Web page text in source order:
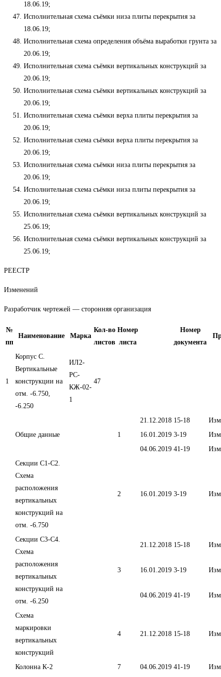
18.06.19;
Исполнительная схема съёмки низа плиты перекрытия за
18.06.19;
Исполнительная схема определения объёма выработки грунта за
20.06.19;
Исполнительная схема съёмки вертикальных конструкций за
20.06.19;
Исполнительная схема съёмки вертикальных конструкций за
20.06.19;
Исполнительная схема съёмки верха плиты перекрытия за
20.06.19;
Исполнительная схема съёмки верха плиты перекрытия за
20.06.19;
Исполнительная схема съёмки низа плиты перекрытия за
20.06.19;
Исполнительная схема съёмки низа плиты перекрытия за
20.06.19;
Исполнительная схема съёмки вертикальных конструкций за
25.06.19;
Исполнительная схема съёмки вертикальных конструкций за
25.06.19;
РЕЕСТР
Изменений
Разработчик чертежей — сторонняя организация
№
пп
Наименование Марка
Кол-во
листов
Номер
листа
Номер
документа
1
Корпус С.
Вертикальные
конструкции на
отм. -6.750,
-6.250
ИЛ2-
РС-
КЖ-02-
1
47
Общие данные 1
21.12.2018 15-18
16.01.2019 3-19
04.06.2019 41-19
Секции С1-С2.
Схема
расположения
вертикальных
конструкций на
отм. -6.750
2 16.01.2019 3-19
Секции С3-С4.
Схема
расположения
вертикальных
конструкций на
отм. -6.250
3
21.12.2018 15-18
16.01.2019 3-19
04.06.2019 41-19
Схема
маркировки
вертикальных
конструкций
4 21.12.2018 15-18
Колонна К-2 7 04.06.2019 41-19